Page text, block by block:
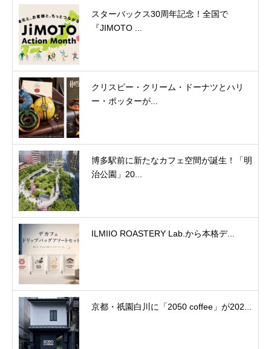
スターバックス30周年記念！全国で
『JIMOTO ...
クリスピー・クリーム・ドーナツとハリ
ー・ポッターが...
博多駅前に新たなカフェ空間が誕生！「明
治公園」20...
ILMIIO ROASTERY Lab.から本格デ...
京都・祇園白川に「2050 coffee」が202...